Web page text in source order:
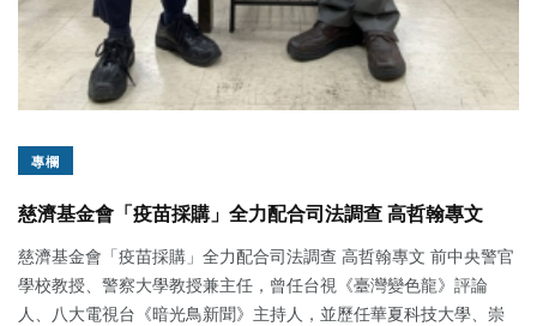
專欄
慈濟基金會「疫苗採購」全力配合司法調查 高哲翰專文
慈濟基金會「疫苗採購」全力配合司法調查 高哲翰專文 前中央警官
學校教授、警察大學教授兼主任，曾任台視《臺灣變色龍》評論
人、八大電視台《暗光鳥新聞》主持人，並歷任華夏科技大學、崇